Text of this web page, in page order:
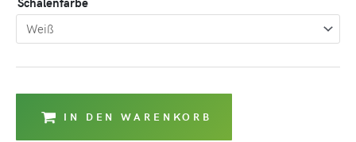
IN DEN WARENKORB